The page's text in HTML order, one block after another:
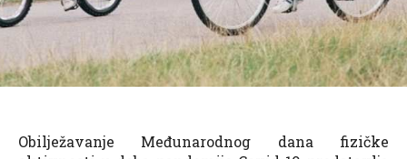
Obilježavanje Međunarodnog dana fizičke